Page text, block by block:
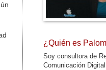
¿Quién es
Soy consultora de
Comunicación